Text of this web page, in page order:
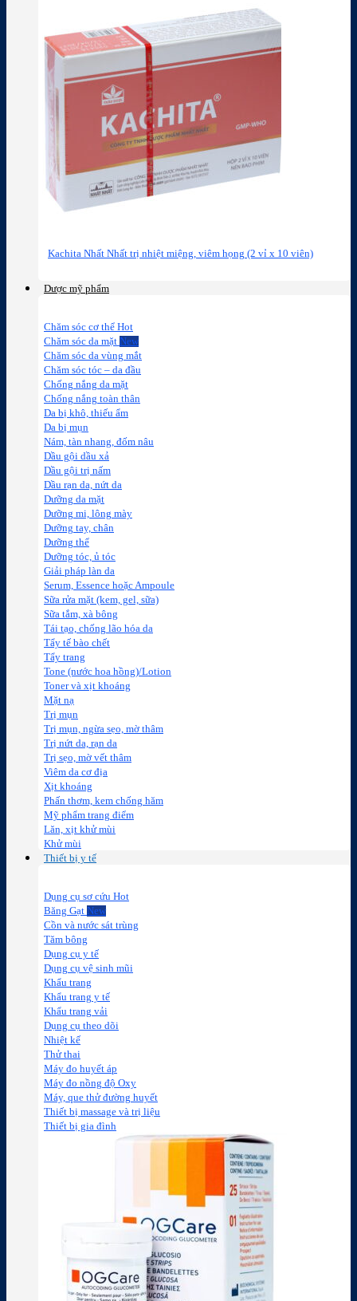
Kachita Nhất Nhất trị nhiệt miệng, viêm họng (2 vỉ x 10 viên)
Dược mỹ phẩm
Chăm sóc cơ thể
Chăm sóc da mặt
Chăm sóc da vùng mắt
Chăm sóc tóc – da đầu
Chống nắng da mặt
Chống nắng toàn thân
Da bị khô, thiếu ẩm
Da bị mụn
Nám, tàn nhang, đốm nâu
Dầu gội dầu xả
Dầu gội trị nấm
Dầu rạn da, nứt da
Dưỡng da mặt
Dưỡng mi, lông mày
Dưỡng tay, chân
Dưỡng thể
Dưỡng tóc, ủ tóc
Giải pháp làn da
Serum, Essence hoặc Ampoule
Sữa rửa mặt (kem, gel, sữa)
Sữa tắm, xà bông
Tái tạo, chống lão hóa da
Tẩy tế bào chết
Tẩy trang
Tone (nước hoa hồng)/Lotion
Toner và xịt khoáng
Mặt nạ
Trị mụn
Trị mụn, ngừa sẹo, mờ thâm
Trị nứt da, rạn da
Trị sẹo, mờ vết thâm
Viêm da cơ địa
Xịt khoáng
Phấn thơm, kem chống hăm
Mỹ phẩm trang điểm
Lăn, xịt khử mùi
Khử mùi
Thiết bị y tế
Dụng cụ sơ cứu
Băng Gạt
Cồn và nước sát trùng
Tăm bông
Dụng cụ y tế
Dụng cụ vệ sinh mũi
Khẩu trang
Khẩu trang y tế
Khẩu trang vải
Dụng cụ theo dõi
Nhiệt kế
Thử thai
Máy đo huyết áp
Máy đo nồng độ Oxy
Máy, que thử đường huyết
Thiết bị massage và trị liệu
Thiết bị gia đình